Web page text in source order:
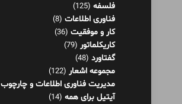
فلسفه (125)
فناوری اطلاعات (8)
کار و موفقیت (36)
کاریکلماتور (79)
گفتاورد (48)
مجموعه اشعار (122)
مدیریت فناوری اطلاعات و چارچوب ITIL
آیتیل برای همه (14)